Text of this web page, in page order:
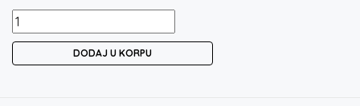
FILEX
PERLA
DODAJ U KORPU